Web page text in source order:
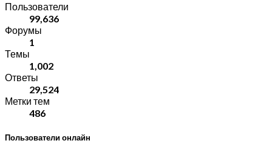
Пользователи
99,636
Форумы
1
Темы
1,002
Ответы
29,524
Метки тем
486
Пользователи онлайн